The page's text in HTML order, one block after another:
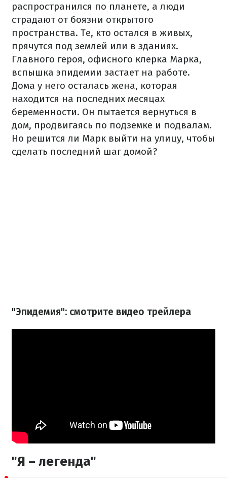
распространился по планете, а люди
страдают от боязни открытого
пространства. Те, кто остался в живых,
прячутся под землей или в зданиях.
Главного героя, офисного клерка Марка,
вспышка эпидемии застает на работе.
Дома у него осталась жена, которая
находится на последних месяцах
беременности. Он пытается вернуться в
дом, продвигаясь по подземке и подвалам.
Но решится ли Марк выйти на улицу, чтобы
сделать последний шаг домой?
"Эпидемия": смотрите видео трейлера
"Я – легенда"